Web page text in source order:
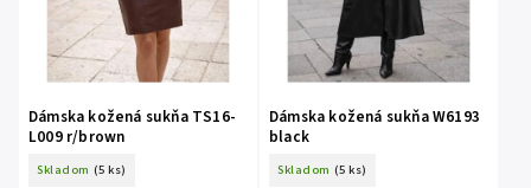
Dámska kožená sukňa TS16-
L009 r/brown
Skladom (5 ks)
Dámska kožená sukňa W6193
black
Skladom (5 ks)